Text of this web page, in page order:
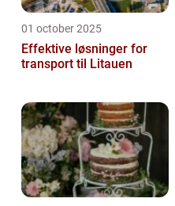
01 october 2025
Effektive løsninger for
transport til Litauen